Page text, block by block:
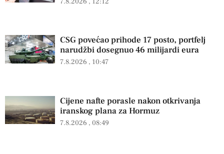
CSG povećao prihode 17 posto, portfelj
narudžbi dosegnuo 46 milijardi eura
7.8.2026 10:47
Cijene nafte porasle nakon otkrivanja
iranskog plana za Hormuz
7.8.2026 08:49